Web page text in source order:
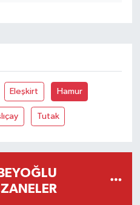
Eleşkirt Hamur
Tutak